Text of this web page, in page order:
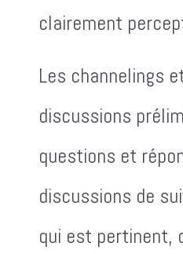
clairement
Les channelings
discussions
questions et
discussions de
qui est pertinent,